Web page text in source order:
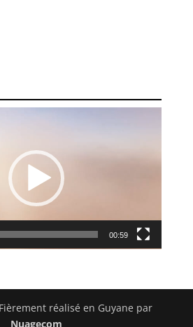
00:59
réalisé en Guyane par
Nuagecom